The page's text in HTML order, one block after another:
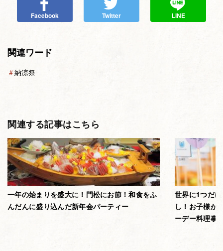
Facebook Twitter LINE
関連ワード
＃納涼祭
関連する記事はこちら
一年の始まりを盛大に！門松にお節！和食をふ
んだんに盛り込んだ新年会パーティー
世界に1つだ
し！お子様か
ーデー料理事